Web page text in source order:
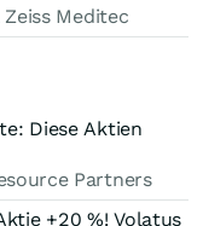
Zeiss Meditec
Diese Aktien
Partners
+20 %! Volatus